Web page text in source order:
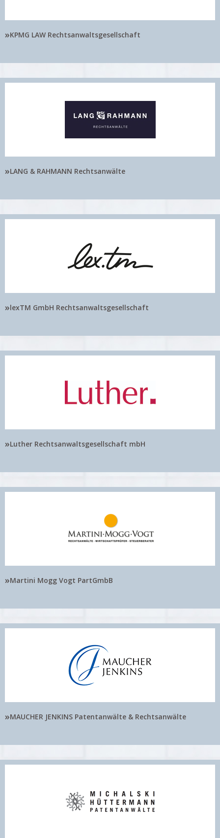
»KPMG LAW Rechtsanwaltsgesellschaft
»LANG & RAHMANN Rechtsanwälte
»lexTM GmbH Rechtsanwaltsgesellschaft
»Luther Rechtsanwaltsgesellschaft mbH
»Martini Mogg Vogt PartGmbB
»MAUCHER JENKINS Patentanwälte & Rechtsanwälte